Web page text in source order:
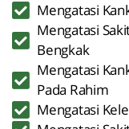
Mengatasi
Mengatasi
Bengkak
Mengatasi
Pada Rahim
Mengatasi